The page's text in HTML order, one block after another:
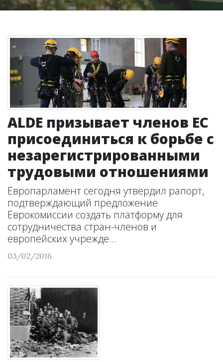
ALDE призывает членов ЕС
присоединиться к борьбе с
незарегистрированными
трудовыми отношениями
Европарламент сегодня утвердил рапорт,
подтверждающий предложение
Еврокомиссии создать платформу для
сотрудничества стран-членов и
европейских учрежде...
03/02/2016